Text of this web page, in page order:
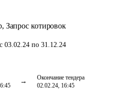
, Запрос котировок
с 03.02.24 по 31.12.24
Окончание тендера
02.02.24, 16:45